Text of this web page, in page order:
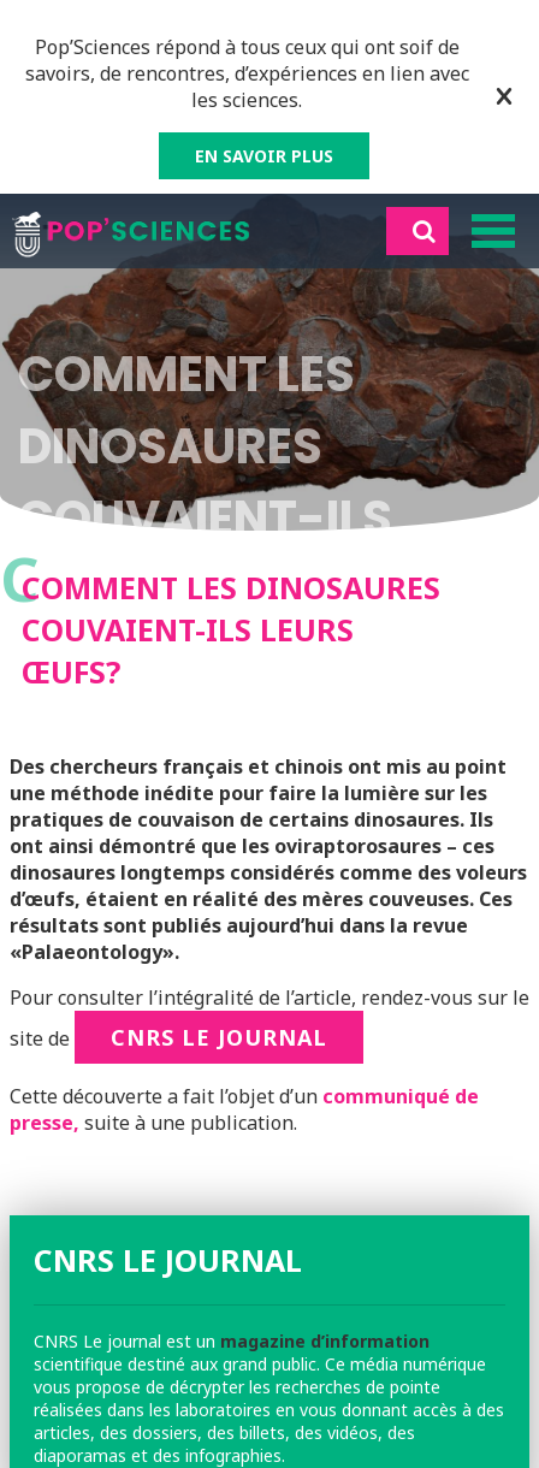
Pop’Sciences répond à tous ceux qui ont soif de
savoirs, de rencontres, d’expériences en lien avec
les sciences.
EN SAVOIR PLUS
COMMENT LES
DINOSAURES
COUVAIENT-ILS
LEURS ŒUFS?
CCOMMENT LES DINOSAURES
COUVAIENT-ILS LEURS
ŒUFS?
Des chercheurs français et chinois ont mis au point
une méthode inédite pour faire la lumière sur les
pratiques de couvaison de certains dinosaures. Ils
ont ainsi démontré que les oviraptorosaures – ces
dinosaures longtemps considérés comme des voleurs
d’œufs, étaient en réalité des mères couveuses. Ces
résultats sont publiés aujourd’hui dans la revue
«Palaeontology».
Pour consulter l’intégralité de l’article, rendez-vous sur le
site de
CNRS LE JOURNAL
Cette découverte a fait l’objet d’un communiqué de
presse, suite à une publication.
CNRS LE JOURNAL
CNRS Le journal est un magazine d’information
scientifique destiné aux grand public. Ce média numérique
vous propose de décrypter les recherches de pointe
réalisées dans les laboratoires en vous donnant accès à des
articles, des dossiers, des billets, des vidéos, des
diaporamas et des infographies.